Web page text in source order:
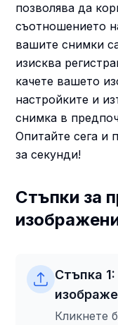
позволява да
съотношението
вашите снимки
изисква
качете вашето
настройките и
снимка в
Опитайте сега и
за секунди!
Стъпки за
Стъпка
Кликнете